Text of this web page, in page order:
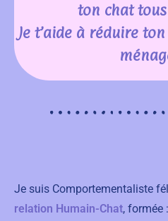
ton chat
Je t’aide à réduire
Je suis Comportementaliste
relation Humain-Chat, formée :